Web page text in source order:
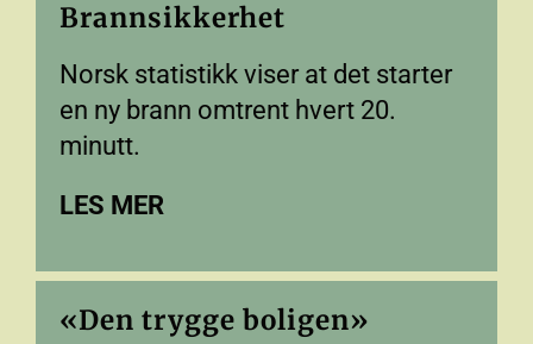
Brannsikkerhet
Norsk statistikk viser at det starter
en ny brann omtrent hvert 20.
minutt.
LES MER
«Den trygge boligen»